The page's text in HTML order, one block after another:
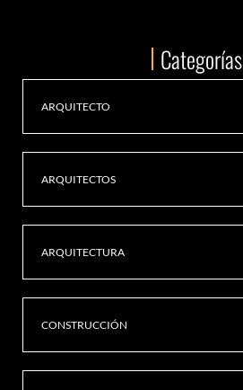
Categorías
ARQUITECTO
ARQUITECTOS
ARQUITECTURA
CONSTRUCCIÓN